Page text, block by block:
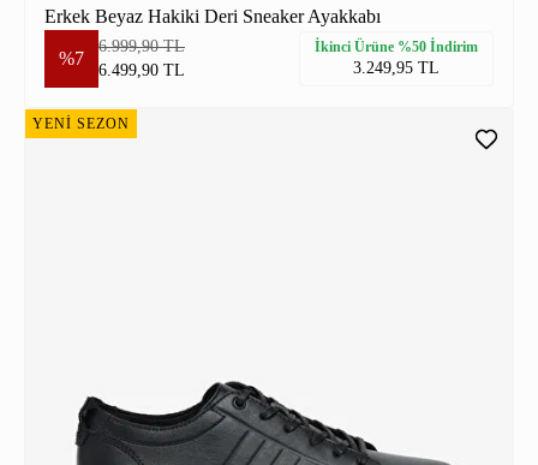
Erkek Beyaz Hakiki Deri Sneaker Ayakkabı
%7
6.999,90 TL
6.499,90 TL
İkinci Ürüne %50 İndirim
3.249,95 TL
YENİ SEZON